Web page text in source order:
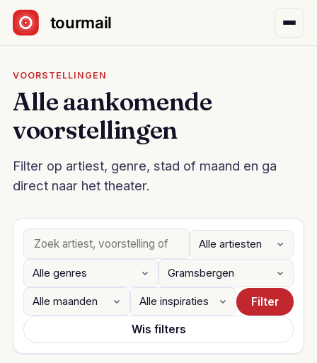
Sla navigatie over
VOORSTELLINGEN
Alle aankomende
voorstellingen
Filter op artiest, genre, stad of maand en ga
direct naar het theater.
Filter
Wis filters